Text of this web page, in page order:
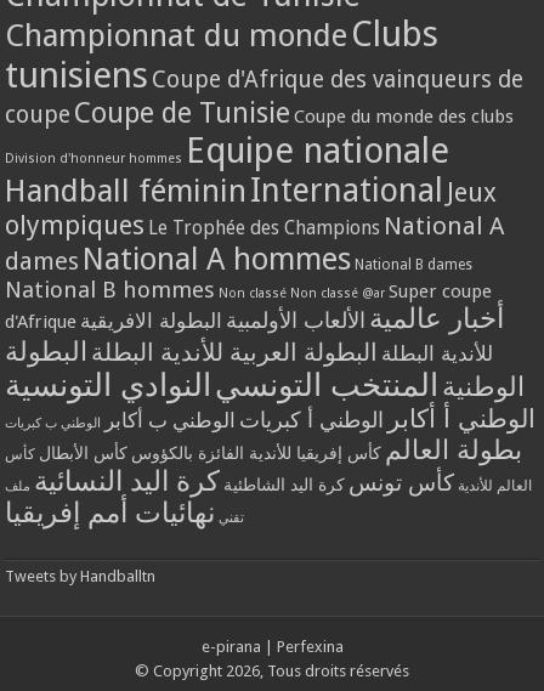
Championnat du monde Clubs
tunisiens Coupe d'Afrique des vainqueurs de
coupe Coupe de Tunisie Coupe du monde des clubs
Division d'honneur hommes Equipe nationale
Handball féminin International Jeux
olympiques Le Trophée des Champions National A
dames National A hommes National B dames
National B hommes Non classé Non classé @ar Super coupe
d'Afrique
أخبار عالمية الألعاب الأولمبية البطولة الافريقية
للأندية البطلة البطولة العربية للأندية البطلة البطولة
الوطنية المنتخب التونسي النوادي التونسية
الوطني أ أكابر الوطني أ كبريات الوطني ب أكابر الوطني ب كبريات
بطولة العالم كأس إفريقيا للأندية الفائزة بالكؤوس كأس الأبطال كأس
العالم للأندية كأس تونس كرة اليد الشاطئية كرة اليد النسائية ملف
تقني نهائيات أمم إفريقيا
Tweets by Handballtn
e-pirana
Perfexina
© Copyright 2026, Tous droits réservés